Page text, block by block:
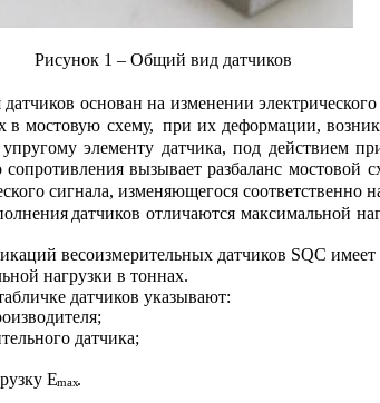
Рисунок 1 – Общий вид датчиков
датчиков основан на изменении электрического
в мостовую схему, при их деформации,
упругому элементу датчика, под действием
сопротивления вызывает разбаланс мостовой
сигнала, изменяющегося соответственно
датчиков отличаются максимальной
весоизмерительных датчиков SQC
нагрузки в тоннах.
датчиков указывают:
датчика;
Emax.